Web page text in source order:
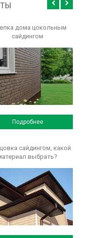
дома цокольным
сайдингом
Подробнее
сайдингом, какой
выбрать?